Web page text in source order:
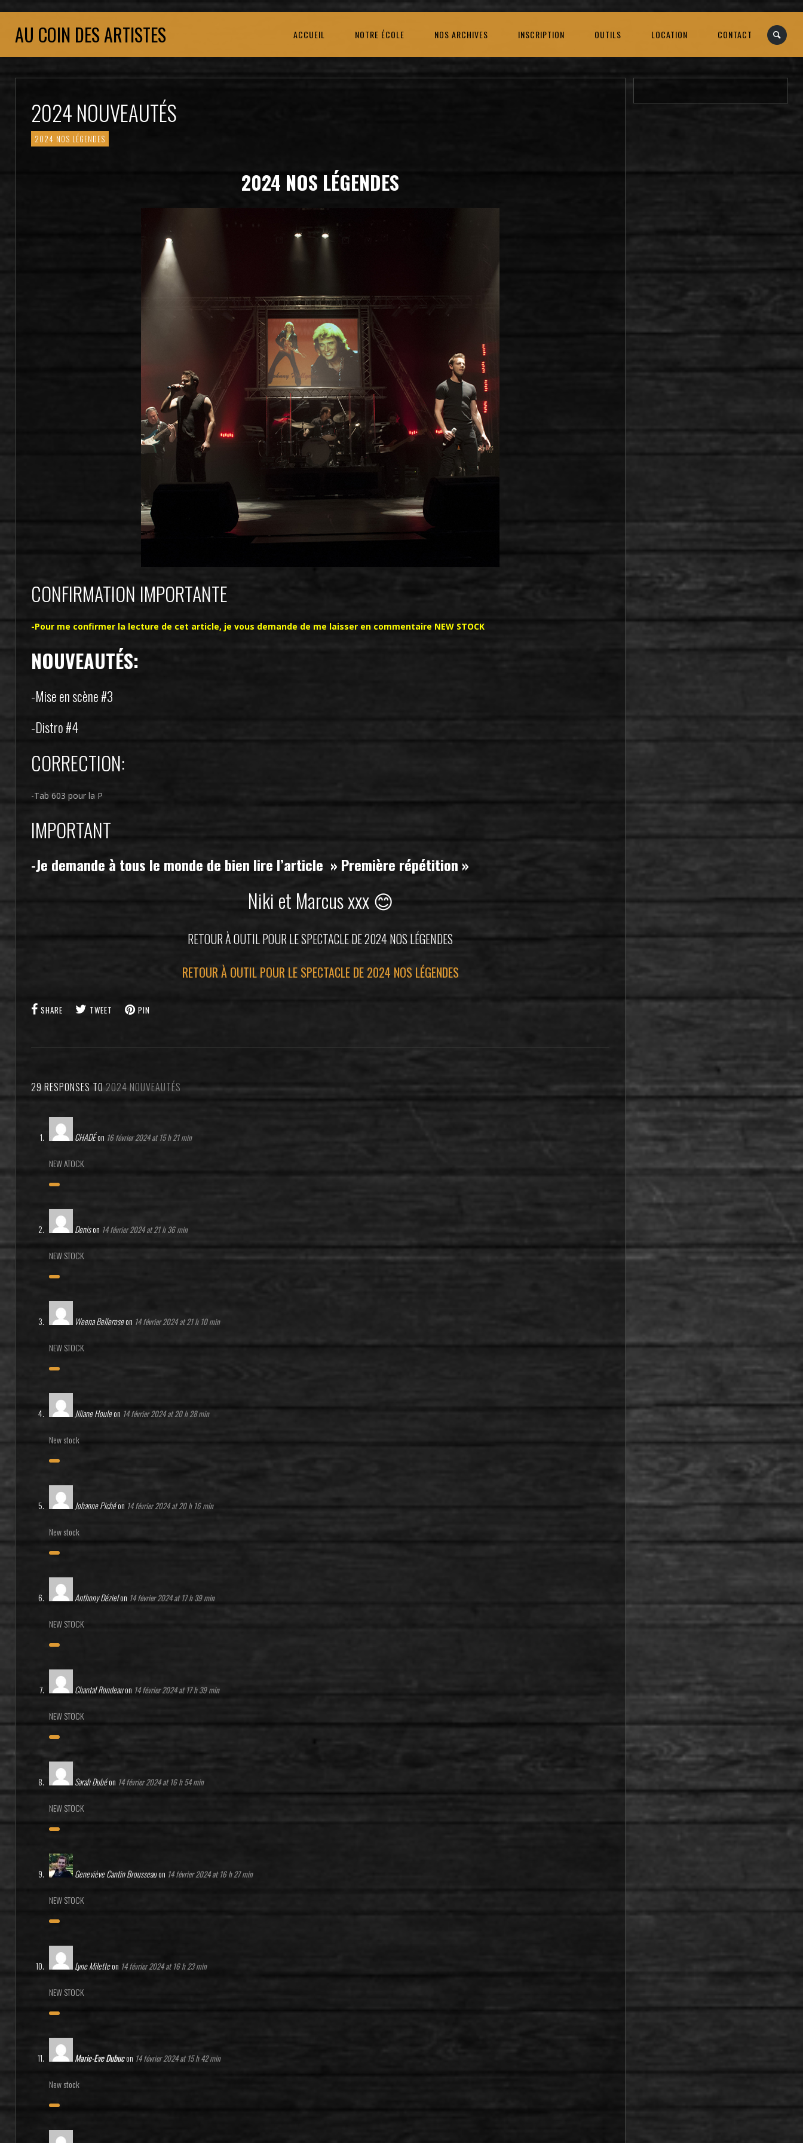
AU COIN DES ARTISTES ACCUEIL NOTRE ÉCOLE NOS ARCHIVES INSCRIPTION OUTILS LOCATION CONTACT
2024 NOUVEAUTÉS
2024 NOS LÉGENDES
2024 NOS LÉGENDES
CONFIRMATION IMPORTANTE
-Pour me confirmer la lecture de cet article, je vous demande de me laisser en commentaire NEW STOCK
NOUVEAUTÉS:
-Mise en scène #3
-Distro #4
CORRECTION:
-Tab 603 pour la P
IMPORTANT
-Je demande à tous le monde de bien lire l’article » Première répétition »
Niki et Marcus xxx 😊
RETOUR À OUTIL POUR LE SPECTACLE DE 2024 NOS LÉGENDES
RETOUR À OUTIL POUR LE SPECTACLE DE 2024 NOS LÉGENDES
SHARE TWEET PIN
29 RESPONSES TO2024 NOUVEAUTÉS
CHADÉon 16 février 2024 at 15 h 21 min
NEW ATOCK
Denison 14 février 2024 at 21 h 36 min
NEW STOCK
Weena Belleroseon 14 février 2024 at 21 h 10 min
NEW STOCK
Jiliane Houleon 14 février 2024 at 20 h 28 min
New stock
Johanne Pichéon 14 février 2024 at 20 h 16 min
New stock
Anthony Dézielon 14 février 2024 at 17 h 39 min
NEW STOCK
Chantal Rondeauon 14 février 2024 at 17 h 39 min
NEW STOCK
Sarah Dubéon 14 février 2024 at 16 h 54 min
NEW STOCK
Geneviève Cantin Brousseauon 14 février 2024 at 16 h 27 min
NEW STOCK
Lyne Miletteon 14 février 2024 at 16 h 23 min
NEW STOCK
Marie-Eve Dubucon 14 février 2024 at 15 h 42 min
New stock